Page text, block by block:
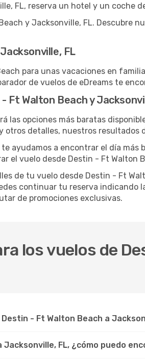
FL, reserva un hotel y un coche
y Jacksonville, FL. Descubre
FL
para unas vacaciones en
de vuelos de eDreams te
Ft Walton Beach y
las opciones más baratas
otros detalles, nuestros resultados
ayudamos a encontrar el día más
el vuelo desde Destin - Ft Walton
de tu vuelo desde Destin - Ft
continuar tu reserva
de promociones exclusivas.
los vuelos de
- Ft Walton Beach a
FL, ¿cómo puedo